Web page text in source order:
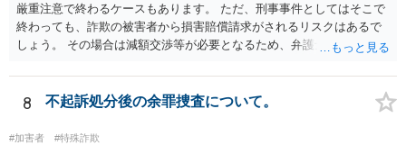
厳重注意で終わるケースもあります。 ただ、刑事事件としてはそこで
終わっても、詐欺の被害者から損害賠償請求がされるリスクはあるで
しょう。 その場合は減額交渉等が必要となるため、弁護士を立てるか
8 不起訴処分後の余罪捜査について。
#加害者 #特殊詐欺